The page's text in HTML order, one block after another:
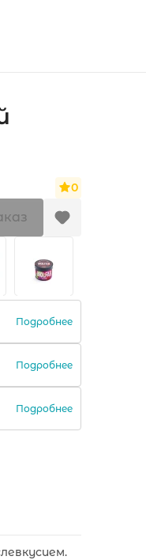
0
Подробнее
Подробнее
Подробнее